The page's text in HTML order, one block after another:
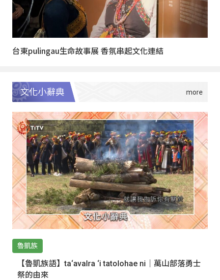
台東pulingau生命故事展 香氛串起文化連結
文化小辭典
魯凱族
【魯凱族語】ta‘avalra ‘i tatolohae ni｜萬山部落勇士
祭的由來